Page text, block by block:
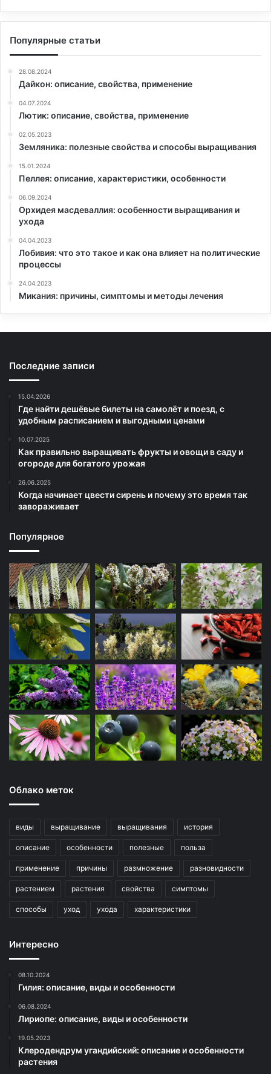
Популярные статьи
28.08.2024
Дайкон: описание, свойства, применение
04.07.2024
Лютик: описание, свойства, применение
02.05.2023
Земляника: полезные свойства и способы выращивания
15.01.2024
Пеллея: описание, характеристики, особенности
06.09.2024
Орхидея масдеваллия: особенности выращивания и
ухода
04.04.2023
Лобивия: что это такое и как она влияет на политические
процессы
24.04.2023
Микания: причины, симптомы и методы лечения
Последние записи
15.04.2026
Где найти дешёвые билеты на самолёт и поезд, с
удобным расписанием и выгодными ценами
10.07.2025
Как правильно выращивать фрукты и овощи в саду и
огороде для богатого урожая
26.06.2025
Когда начинает цвести сирень и почему это время так
завораживает
Популярное
Облако меток
виды выращивание выращивания история
описание особенности полезные польза
применение причины размножение разновидности
растением растения свойства симптомы
способы уход ухода характеристики
Интересно
08.10.2024
Гилия: описание, виды и особенности
06.08.2024
Лириопе: описание, виды и особенности
19.05.2023
Клеродендрум угандийский: описание и особенности
растения